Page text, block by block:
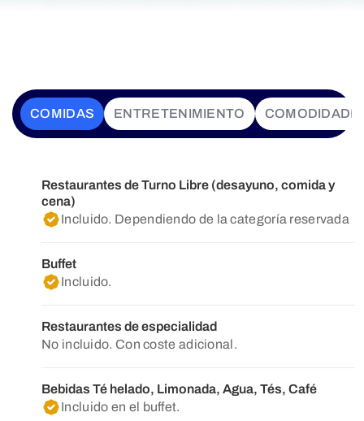
COMIDAS ENTRETENIMIENTO
Restaurantes de Turno Libre (desayuno, comida y
cena)
Incluido. Dependiendo de la categoría reservada
Buffet
Incluido.
Restaurantes de especialidad
No incluido. Con coste adicional.
Bebidas Té helado, Limonada, Agua, Tés, Café
Incluido en el buffet.